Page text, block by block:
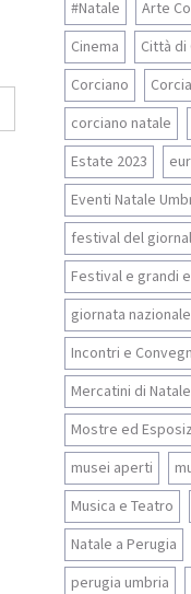
#Natale Arte
Cinema
Città di
Corciano
corciano natale
Estate 2023
Eventi Natale
festival del
Festival e grandi
giornata
Incontri e
Mercatini di Natale
Mostre ed
musei aperti
Musica e Teatro
Natale a Perugia
perugia umbria